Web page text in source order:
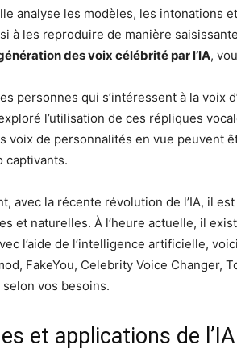
analyse les modèles, les intonations
à les reproduire de manière
énération des voix célébrité par l’IA,
personnes qui s’intéressent à la voix
l’utilisation de ces répliques
voix de personnalités en vue peuvent
captivants.
avec la récente révolution de l’IA, il
et naturelles. À l’heure actuelle, il
l’aide de l’intelligence artificielle,
FakeYou, Celebrity Voice Changer,
vos besoins.
et applications de